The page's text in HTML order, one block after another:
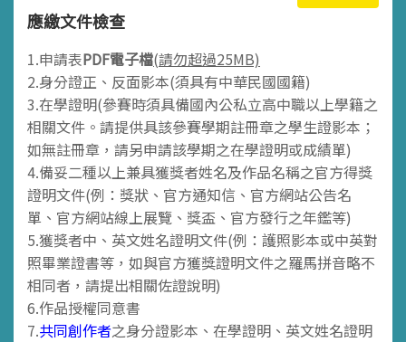
應繳文件檢查
1.申請表PDF電子檔(請勿超過25MB)
2.身分證正、反面影本(須具有中華民國國籍)
3.在學證明(參賽時須具備國內公私立高中職以上學籍之
相關文件。請提供具該參賽學期註冊章之學生證影本；
如無註冊章，請另申請該學期之在學證明或成績單)
4.備妥二種以上兼具獲獎者姓名及作品名稱之官方得獎
證明文件(例： 獎狀、 官方通知信、官方網站公告名
單、官方網站線上展覽、獎盃、官方發行之年鑑等)
5.獲獎者中、英文姓名證明文件(例：護照影本或中英對
照畢業證書等，如與官方獲獎證明文件之羅馬拼音略不
相同者，請提出相關佐證說明)
6.作品授權同意書
7.共同創作者之身分證影本、在學證明、英文姓名證明